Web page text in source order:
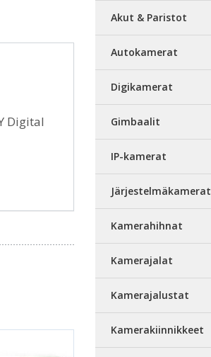
Digital
Akut & Paristot
Autokamerat
Digikamerat
Gimbaalit
IP-kamerat
Järjestelmäkamerat
Kamerahihnat
Kamerajalat
Kamerajalustat
Kamerakiinnikkeet